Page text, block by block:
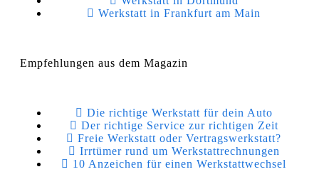
Werkstatt in Frankfurt am Main
Empfehlungen aus dem Magazin
Die richtige Werkstatt für dein Auto
Der richtige Service zur richtigen Zeit
Freie Werkstatt oder Vertragswerkstatt?
Irrtümer rund um Werkstattrechnungen
10 Anzeichen für einen Werkstattwechsel